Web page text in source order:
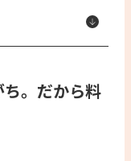
。だから料